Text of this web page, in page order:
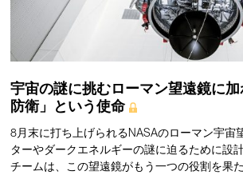
宇宙の謎に挑むローマン望遠鏡に
防衛」という使命
8月末に打ち上げられるNASAのローマン宇宙
ターやダークエネルギーの謎に迫るために設
チームは、この望遠鏡がもう一つの役割を果